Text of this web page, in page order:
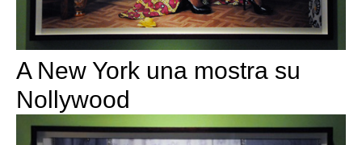
A New York una mostra su
Nollywood